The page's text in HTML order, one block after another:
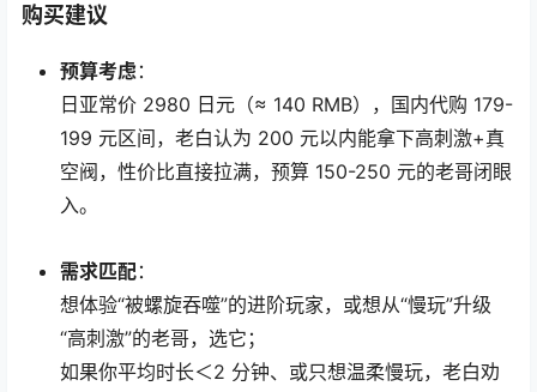
购买建议
预算考虑 ：
日亚常价 2980 日元（≈ 140 RMB），国内代购 179-
199 元区间，老白认为 200 元以内能拿下高刺激+真
空阀，性价比直接拉满，预算 150-250 元的老哥闭眼
入。
需求匹配：
想体验“被螺旋吞噬”的进阶玩家，或想从“慢玩”升级
“高刺激”的老哥，选它；
如果你平均时长＜2 分钟、或只想温柔慢玩，老白劝